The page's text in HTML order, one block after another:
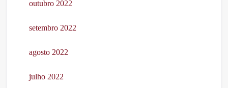
outubro 2022
setembro 2022
agosto 2022
julho 2022